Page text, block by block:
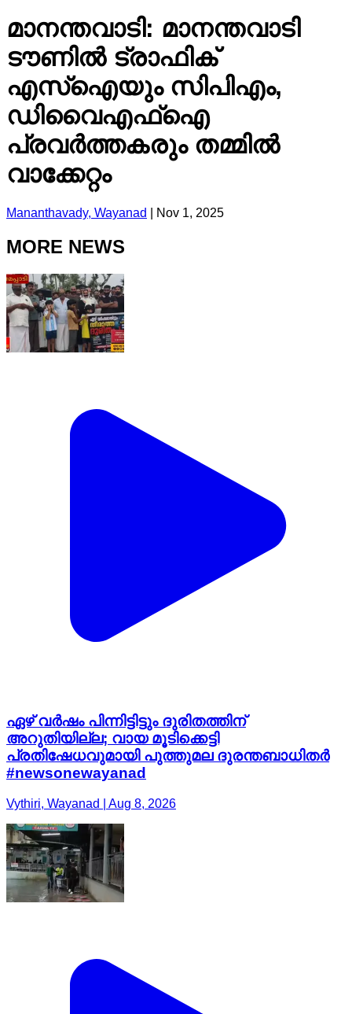
മാനന്തവാടി: മാനന്തവാടി
ടൗണിൽ ട്രാഫിക്
എസ്ഐയും സിപിഎം,
ഡിവൈഎഫ്ഐ
പ്രവർത്തകരും തമ്മിൽ
വാക്കേറ്റം
Mananthavady, Wayanad Nov 1, 2025
MORE NEWS
ഏഴ് വർഷം പിന്നിട്ടിട്ടും ദുരിതത്തിന്
അറുതിയില്ല; വായ മൂടിക്കെട്ടി
പ്രതിഷേധവുമായി പുത്തുമല ദുരന്തബാധിതർ
#newsonewayanad
Vythiri, Wayanad | Aug 8, 2026